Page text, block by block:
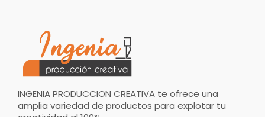
INGENIA PRODUCCION CREATIVA te ofrece una
amplia variedad de productos para explotar tu